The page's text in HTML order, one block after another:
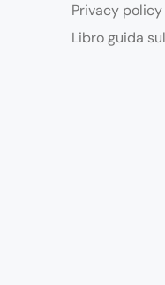
Privacy policy
Libro guida